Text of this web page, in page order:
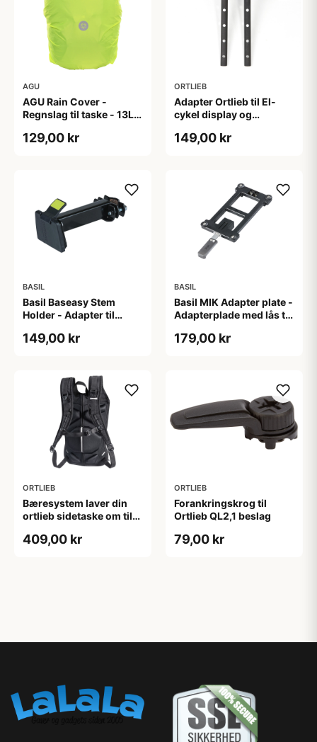
AGU
AGU Rain Cover -
Regnslag til taske - 13L -
129,00 kr
ORTLIEB
Adapter Ortlieb til El-
cykel display og
149,00 kr
BASIL
Basil Baseasy Stem
Holder - Adapter til
149,00 kr
BASIL
Basil MIK Adapter plate -
Adapterplade med lås til
179,00 kr
ORTLIEB
Bæresystem laver din
ortlieb sidetaske om til
409,00 kr
ORTLIEB
Forankringskrog til
Ortlieb QL2,1 beslag
79,00 kr